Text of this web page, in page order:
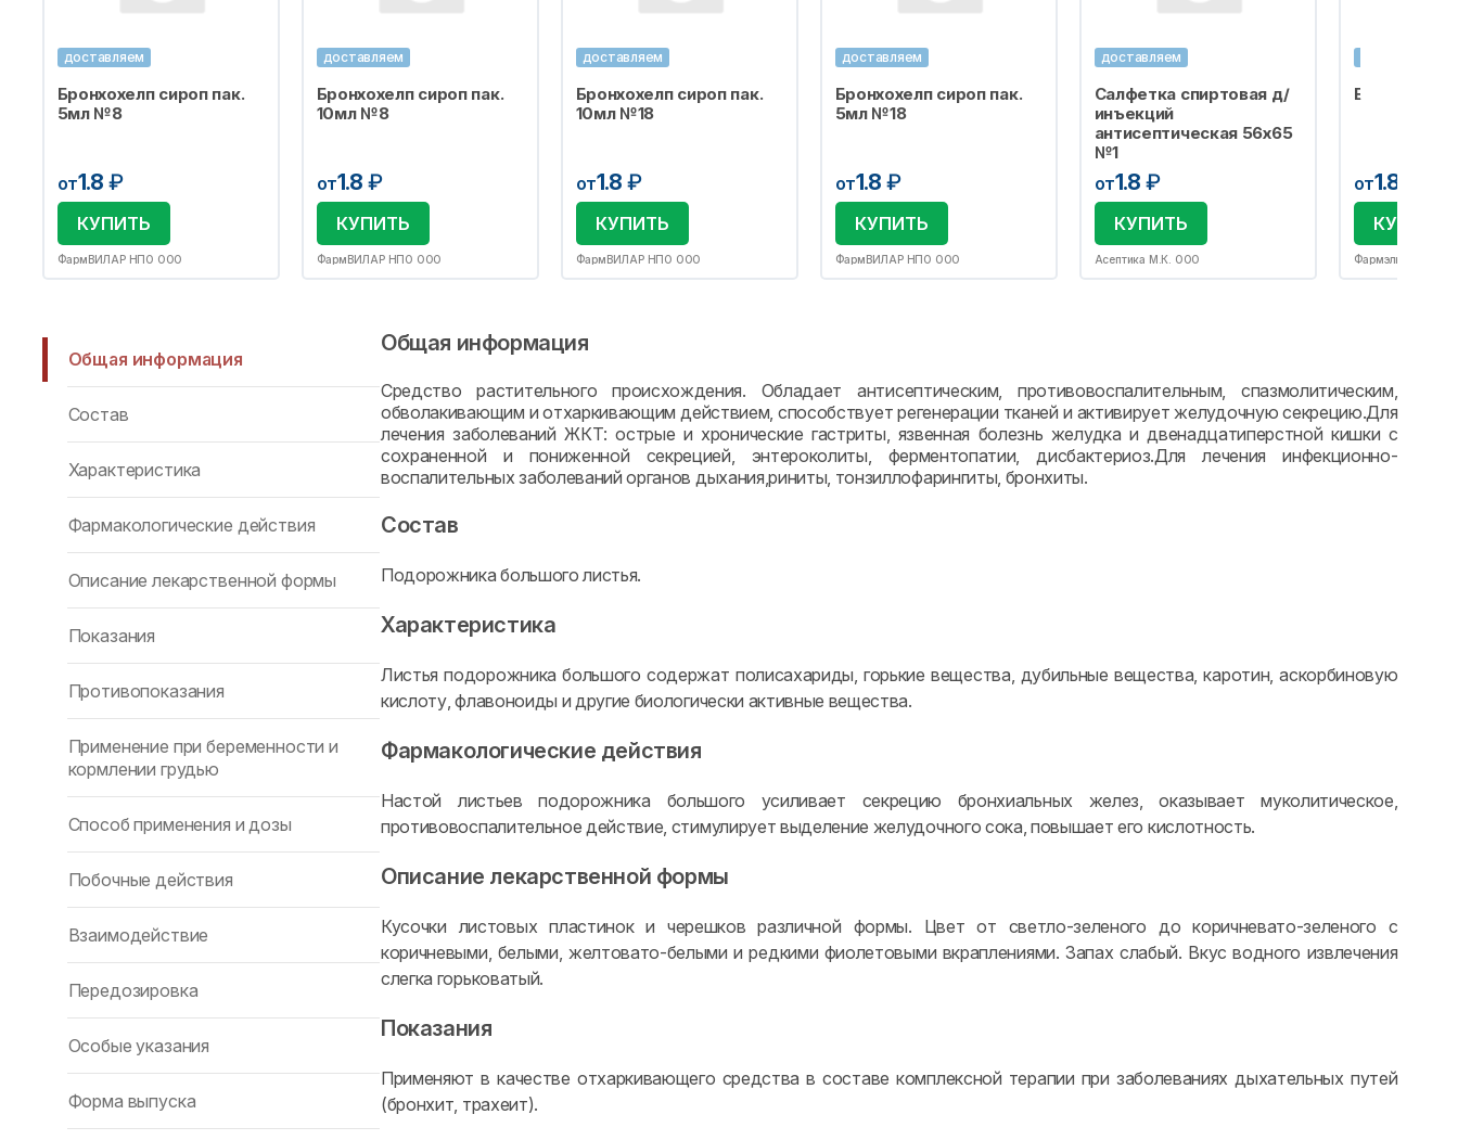
доставляем
Бронхохелп сироп пак.
5мл №8
от1.8 ₽
КУПИТЬ
ФармВИЛАР НПО ООО
доставляем
Бронхохелп сироп пак.
10мл №8
от1.8 ₽
КУПИТЬ
ФармВИЛАР НПО ООО
доставляем
Бронхохелп сироп пак.
10мл №18
от1.8 ₽
КУПИТЬ
ФармВИЛАР НПО ООО
доставляем
Бронхохелп сироп пак.
5мл №18
от1.8 ₽
КУПИТЬ
ФармВИЛАР НПО ООО
доставляем
Салфетка спиртовая д/
инъекций
антисептическая 56х65
№1
от1.8 ₽
КУПИТЬ
Асептика М.К. ООО
Бахилы
от1.8
КУПИТЬ
Фармэль ООО
Общая информация
Состав
Характеристика
Фармакологические действия
Описание лекарственной формы
Показания
Противопоказания
Применение при беременности и
кормлении грудью
Способ применения и дозы
Побочные действия
Взаимодействие
Передозировка
Особые указания
Форма выпуска
Общая информация
Средство растительного происхождения. Обладает антисептическим, противовоспалительным, спазмолитическим,
обволакивающим и отхаркивающим действием, способствует регенерации тканей и активирует желудочную секрецию.Для
лечения заболеваний ЖКТ: острые и хронические гастриты, язвенная болезнь желудка и двенадцатиперстной кишки с
сохраненной и пониженной секрецией, энтероколиты, ферментопатии, дисбактериоз.Для лечения инфекционно-
воспалительных заболеваний органов дыхания,риниты, тонзиллофарингиты, бронхиты.
Состав
Подорожника большого листья.
Характеристика
Листья подорожника большого содержат полисахариды, горькие вещества, дубильные вещества, каротин, аскорбиновую
кислоту, флавоноиды и другие биологически активные вещества.
Фармакологические действия
Настой листьев подорожника большого усиливает секрецию бронхиальных желез, оказывает муколитическое,
противовоспалительное действие, стимулирует выделение желудочного сока, повышает его кислотность.
Описание лекарственной формы
Кусочки листовых пластинок и черешков различной формы. Цвет от светло-зеленого до коричневато-зеленого с
коричневыми, белыми, желтовато-белыми и редкими фиолетовыми вкраплениями. Запах слабый. Вкус водного извлечения
слегка горьковатый.
Показания
Применяют в качестве отхаркивающего средства в составе комплексной терапии при заболеваниях дыхательных путей
(бронхит, трахеит).